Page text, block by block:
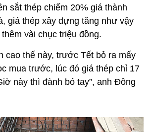
sắt thép chiếm 20% giá thành
giá thép xây dựng tăng như vậy
vài chục triệu đồng.
cao thế này, trước Tết bỏ ra mấy
mua trước, lúc đó giá thép chỉ 17
này thì đành bó tay”, anh Đông